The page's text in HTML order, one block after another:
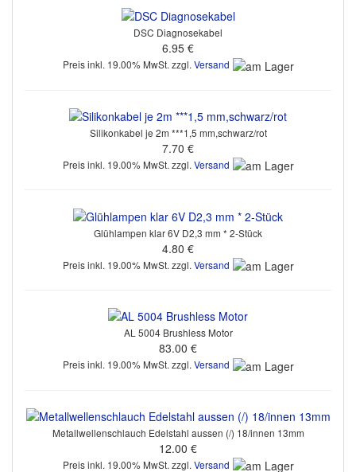
DSC Diagnosekabel
6.95 €
Preis inkl. 19.00% MwSt. zzgl. Versand
Silikonkabel je 2m ***1,5 mm,schwarz/rot
7.70 €
Preis inkl. 19.00% MwSt. zzgl. Versand
Glühlampen klar 6V D2,3 mm * 2-Stück
4.80 €
Preis inkl. 19.00% MwSt. zzgl. Versand
AL 5004 Brushless Motor
83.00 €
Preis inkl. 19.00% MwSt. zzgl. Versand
Metallwellenschlauch Edelstahl aussen (/) 18/innen 13mm
12.00 €
Preis inkl. 19.00% MwSt. zzgl. Versand